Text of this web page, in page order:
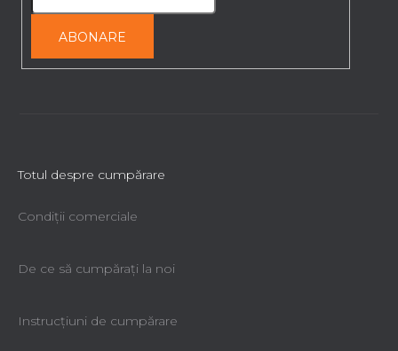
ABONARE
Totul despre cumpărare
Condiții comerciale
De ce să cumpăraţi la noi
Instrucțiuni de cumpărare